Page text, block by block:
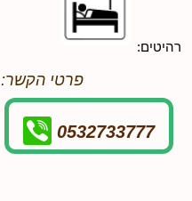
רהיטים:
פרטי הקשר:
0532733777